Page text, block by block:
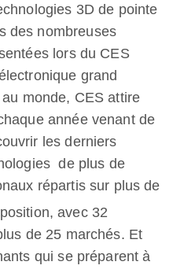
3D de pointe
des nombreuses
lors du CES
grand
monde, CES attire
année venant de
les derniers
de plus de
répartis sur plus de
avec 32
de 25 marchés. Et
qui se préparent à